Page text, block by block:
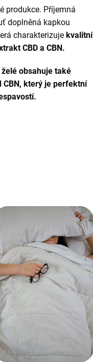
produkce. Příjemná
doplněná kapkou
charakterizuje kvalitní
CBD a CBN.
želé obsahuje také
CBN, který je perfektní